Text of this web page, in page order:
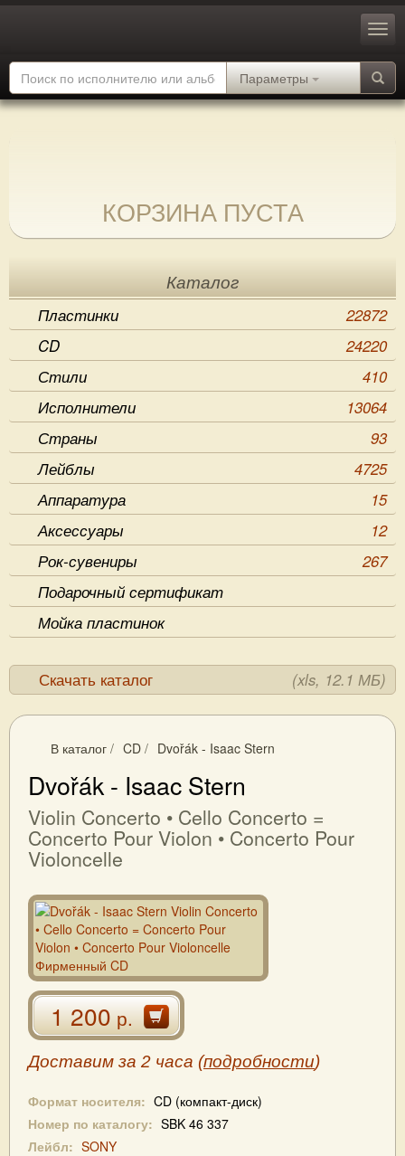
Параметры
КОРЗИНА ПУСТА
Каталог
Пластинки
22872
CD
24220
Стили
410
Исполнители
13064
Страны
93
Лейблы
4725
Аппаратура
15
Аксессуары
12
Рок-сувениры
267
Подарочный сертификат
Мойка пластинок
Скачать каталог (xls, 12.1 МБ)
В каталог / CD / Dvořák - Isaac Stern
Dvořák - Isaac Stern
Violin Concerto • Cello Concerto =
Concerto Pour Violon • Concerto Pour
Violoncelle
1 200р.
Доставим за 2 часа (подробности)
Формат носителя: CD (компакт-диск)
Номер по каталогу: SBK 46 337
Лейбл: SONY